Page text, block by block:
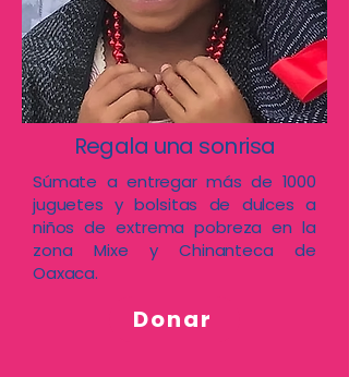
Regala una sonrisa
Súmate a entregar más de 1000
juguetes y bolsitas de dulces a
niños de extrema pobreza en la
zona Mixe y Chinanteca de
Oaxaca.
Donar